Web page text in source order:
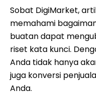
Sobat DigiMarket,
memahami
buatan dapat
riset kata kunci.
Anda tidak hanya
juga konversi
Anda.